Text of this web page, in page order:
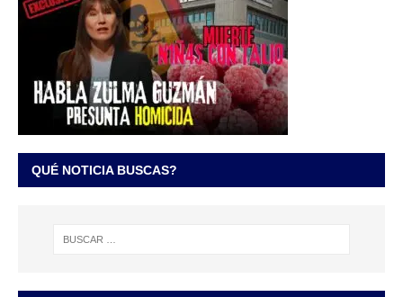
QUÉ NOTICIA BUSCAS?